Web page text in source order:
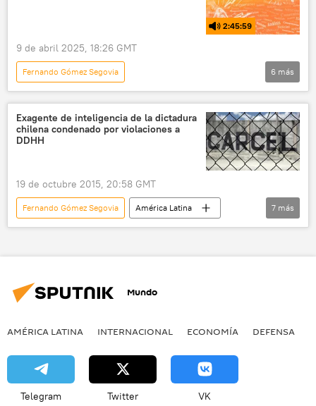
2:45:59
9 de abril 2025, 18:26 GMT
Fernando Gómez Segovia
Una Mañana por Descubrir
Donald Trump
Javier Milei
China
Argentina
EEUU
6 más
Exagente de inteligencia de la dictadura
chilena condenado por violaciones a
DDHH
19 de octubre 2015, 20:58 GMT
Fernando Gómez Segovia
América Latina
Internacional
Chile
7 más
Mundo
AMÉRICA LATINA INTERNACIONAL ECONOMÍA DEFENSA
Telegram Twitter VK